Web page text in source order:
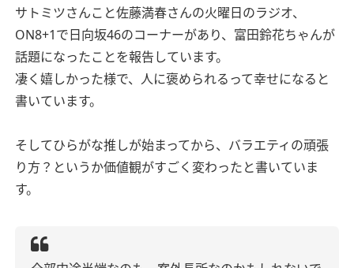
サトミツさんこと佐藤満春さんの火曜日のラジオ、
ON8+1で日向坂46のコーナーがあり、富田鈴花ちゃんが
話題になったことを報告しています。
凄く嬉しかった様で、人に褒められるって幸せになると
書いています。
そしてひらがな推しが始まってから、バラエティの頑張
り方？というか価値観がすごく変わったと書いていま
す。